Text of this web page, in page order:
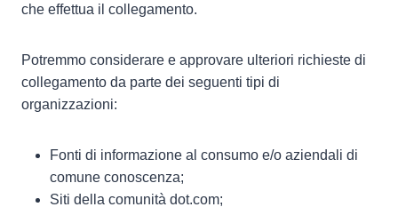
che effettua il collegamento.
Potremmo considerare e approvare ulteriori richieste di
collegamento da parte dei seguenti tipi di
organizzazioni:
Fonti di informazione al consumo e/o aziendali di
comune conoscenza;
Siti della comunità dot.com;